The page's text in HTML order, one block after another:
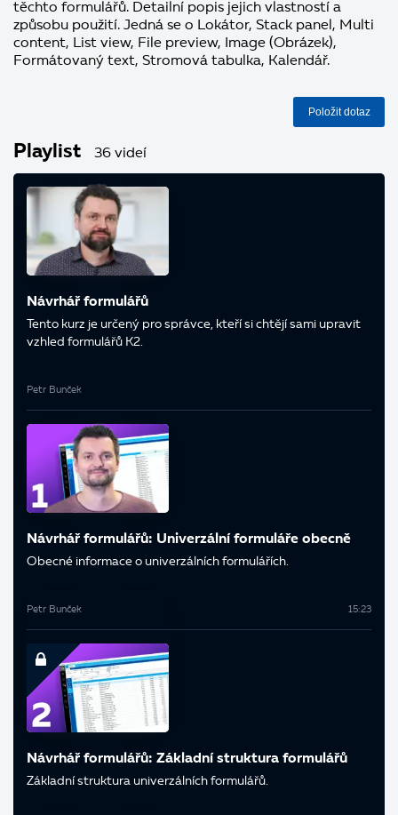
těchto formulářů. Detailní popis jejich vlastností a
způsobu použití. Jedná se o Lokátor, Stack panel, Multi
content, List view, File preview, Image (Obrázek),
Formátovaný text, Stromová tabulka, Kalendář.
Položit dotaz
Playlist 36 videí
Návrhář formulářů
Tento kurz je určený pro správce, kteří si chtějí sami upravit
vzhled formulářů K2.
Petr Bunček
Návrhář formulářů: Univerzální formuláře obecně
Obecné informace o univerzálních formulářích.
Petr Bunček 15:23
Návrhář formulářů: Základní struktura formulářů
Základní struktura univerzálních formulářů.